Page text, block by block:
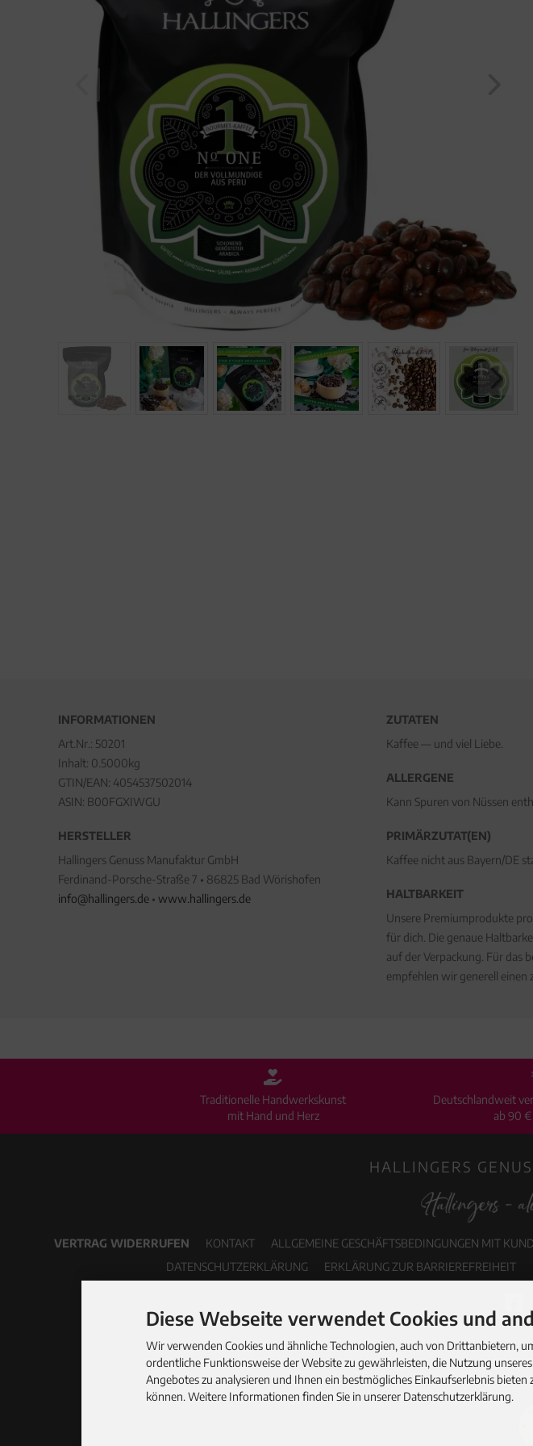
INFORMATIONEN
Art.Nr.: 50201
Inhalt: 0.5000kg
GTIN/EAN: 4054537502014
ASIN: B00FGXIWGU
HERSTELLER
Hallingers Genuss Manufaktur GmbH
Ferdinand-Porsche-Straße 7 • 86825 Bad Wörishofen
info@hallingers.de • www.hallingers.de
ZUTATEN
Kaffee — und viel Liebe.
ALLERGENE
Kann Spuren von Nüssen
PRIMÄRZUTAT(EN)
Kaffee nicht aus Bayern/DE
HALTBARKEIT
Unsere Premiumprodukte
für dich. Die genaue
auf der Verpackung. Für das
empfehlen wir generell einen
Traditionelle Handwerkskunst
mit Hand und Herz
Deutschlandweit
ab 90
HALLINGERS
VERTRAG WIDERRUFEN KONTAKT ALLGEMEINE GESCHÄFTSBEDINGUNGEN MIT
DATENSCHUTZERKLÄRUNG
ERKLÄRUNG ZUR BARRIEREFREIHEIT
Diese Webseite verwendet Cookies und
Wir verwenden Cookies und ähnliche Technologien, auch von Drittanbietern,
ordentliche Funktionsweise der Website zu gewährleisten, die Nutzung unseres
Angebotes zu analysieren und Ihnen ein bestmögliches Einkaufserlebnis bieten
können. Weitere Informationen finden Sie in unserer Datenschutzerklärung.